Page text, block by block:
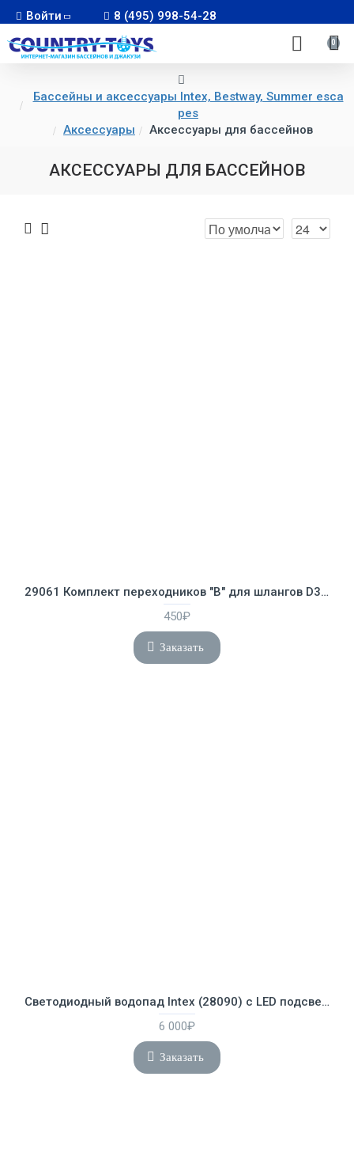
Войти 8 (495) 998-54-28
0
Бассейны и аксессуары Intex, Bestway, Summer esca
pes
Аксессуары
Аксессуары для бассейнов
АКСЕССУАРЫ ДЛЯ БАССЕЙНОВ
29061 Комплект переходников "В" для шлангов D32мм на D38мм
450₽
Заказать
Cветодиодный водопад Intex (28090) с LED подсветкой
6 000₽
Заказать